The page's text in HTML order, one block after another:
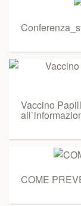
Vaccino
COME